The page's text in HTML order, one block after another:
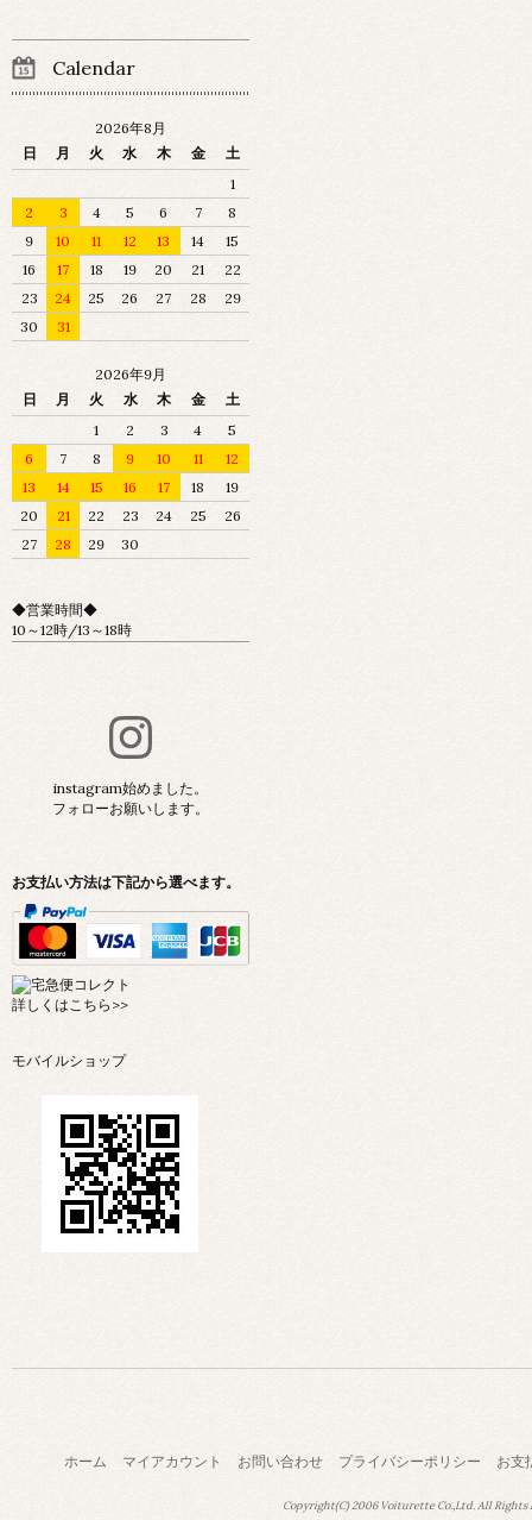
Calendar
2026年8月
日
月 火 水 木 金
土
1
2
3 4 5 6 7
8
9
10 11 12 13 14
15
16
17 18 19 20 21
22
23
24 25 26 27 28
29
30
31
2026年9月
日
月 火 水 木 金
土
1
2 3 4
5
6
7 8 9 10 11
12
13
14 15 16 17 18
19
20
21 22 23 24 25
26
27
28 29 30
◆営業時間◆
10～12時/13～18時
instagram始めました。
フォローお願いします。
お支払い方法は下記から選べます。
詳しくはこちら>>
モバイルショップ
ホーム マイアカウント お問い合わせ プライバシーポリシー お支
Copyright(C) 2006 Voiturette Co.,Ltd. All Rights